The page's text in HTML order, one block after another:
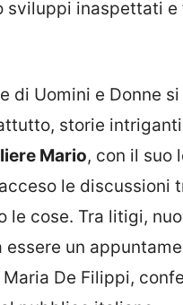
inaspettati
di Uomini e Donne
storie
Mario, con il suo
le discussioni
le cose. Tra litigi,
essere un
De Filippi,